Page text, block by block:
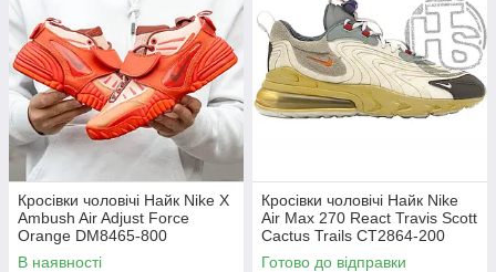
Кросівки чоловічі Найк Nike X
Ambush Air Adjust Force
Orange DM8465-800
В наявності
Кросівки чоловічі Найк Nike
Air Max 270 React Travis Scott
Cactus Trails CT2864-200
Готово до відправки